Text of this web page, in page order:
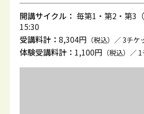
開講サイクル： 毎第1・第2・第3
15:30
受講料計： 8,304円 （税込）／ 3チケ
体験受講料計： 1,100円 （税込）／